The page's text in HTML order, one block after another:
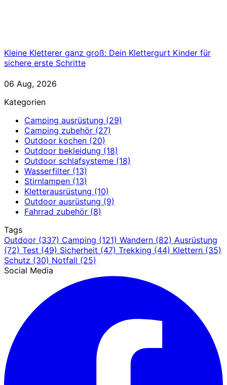
Kleine Kletterer ganz groß: Dein Klettergurt Kinder für
sichere erste Schritte
06 Aug, 2026
Kategorien
Camping ausrüstung (29)
Camping zubehör (27)
Outdoor kochen (20)
Outdoor bekleidung (18)
Outdoor schlafsysteme (18)
Wasserfilter (13)
Stirnlampen (13)
Kletterausrüstung (10)
Outdoor ausrüstung (9)
Fahrrad zubehör (8)
Tags
Outdoor (337) Camping (121) Wandern (82) Ausrüstung
(72) Test (49) Sicherheit (47) Trekking (44) Klettern (35)
Schutz (30) Notfall (25)
Social Media